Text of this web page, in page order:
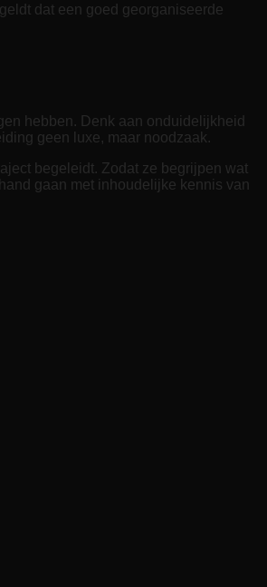
dat een goed georganiseerde
hebben. Denk aan onduidelijkheid
geen luxe, maar noodzaak.
begeleidt. Zodat ze begrijpen wat
gaan met inhoudelijke kennis van